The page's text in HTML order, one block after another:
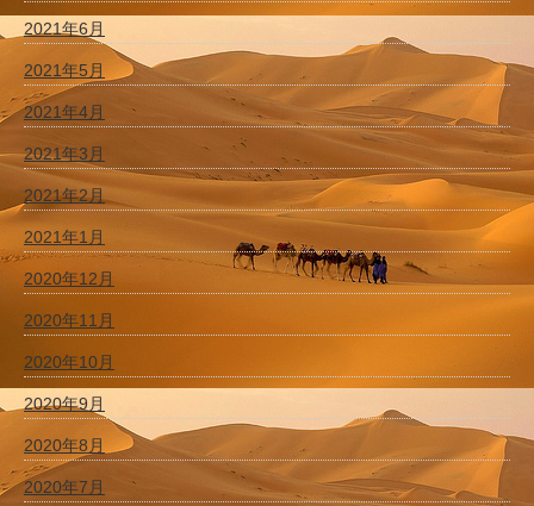
2021年6月
2021年5月
2021年4月
2021年3月
2021年2月
2021年1月
2020年12月
2020年11月
2020年10月
2020年9月
2020年8月
2020年7月